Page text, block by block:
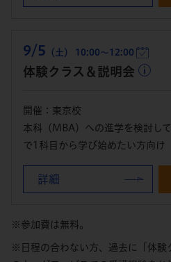
9/5 （土） 10:00～12:00
体験クラス＆説明会
開催：東京校
本科（MBA）への進学を検討し
で1科目から学び始めたい方向け
詳細
※参加費は無料。
※日程の合わない方、過去に「体験